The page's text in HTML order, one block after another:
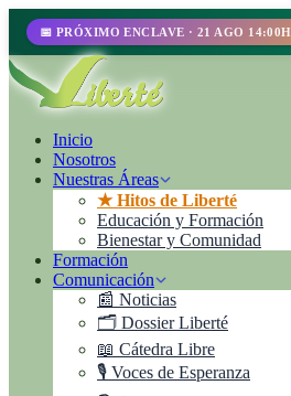
📅 PRÓXIMO ENCLAVE · 21 AGO 14:00H
Inicio
Nosotros
Nuestras Áreas
★ Hitos de Liberté
Educación y Formación
Bienestar y Comunidad
Formación
Comunicación
📰 Noticias
🗂️ Dossier Liberté
📖 Cátedra Libre
🎙️ Voces de Esperanza